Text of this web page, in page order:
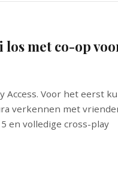
los met co-op
Access. Voor het eerst
verkennen met
en volledige cross-play